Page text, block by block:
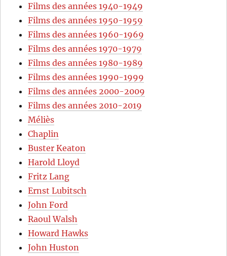
Films des années 1940-1949
Films des années 1950-1959
Films des années 1960-1969
Films des années 1970-1979
Films des années 1980-1989
Films des années 1990-1999
Films des années 2000-2009
Films des années 2010-2019
Méliès
Chaplin
Buster Keaton
Harold Lloyd
Fritz Lang
Ernst Lubitsch
John Ford
Raoul Walsh
Howard Hawks
John Huston